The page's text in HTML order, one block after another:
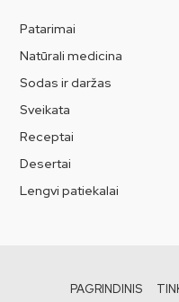
Patarimai
Natūrali medicina
Sodas ir daržas
Sveikata
Receptai
Desertai
Lengvi patiekalai
PAGRINDINIS